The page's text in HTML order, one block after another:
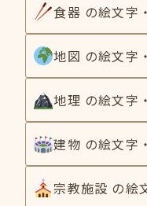
食器 の絵文字
地図 の絵文字
地理 の絵文字
建物 の絵文字
宗教施設 の絵